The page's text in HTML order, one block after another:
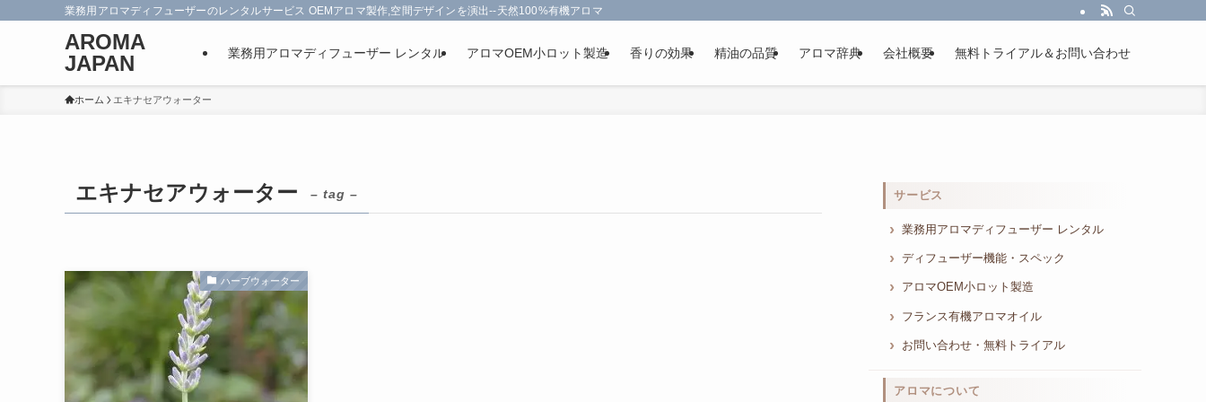
業務用アロマディフューザーのレンタルサービス OEMアロマ製作,空間デザインを演出--天然100%有機アロマオイルを使用-フランス政府認定
AROMA
JAPAN
業務用アロマディフューザー レンタル アロマOEM小ロット製造 香りの効果 精油の品質 アロマ辞典 会社概要 無料トライアル＆お問い合わせ
ホーム エキナセアウォーター
エキナセアウォーター – tag –
ハーブウォーター
サービス
業務用アロマディフューザー レンタル
ディフューザー機能・スペック
アロマOEM小ロット製造
フランス有機アロマオイル
お問い合わせ・無料トライアル
アロマについて